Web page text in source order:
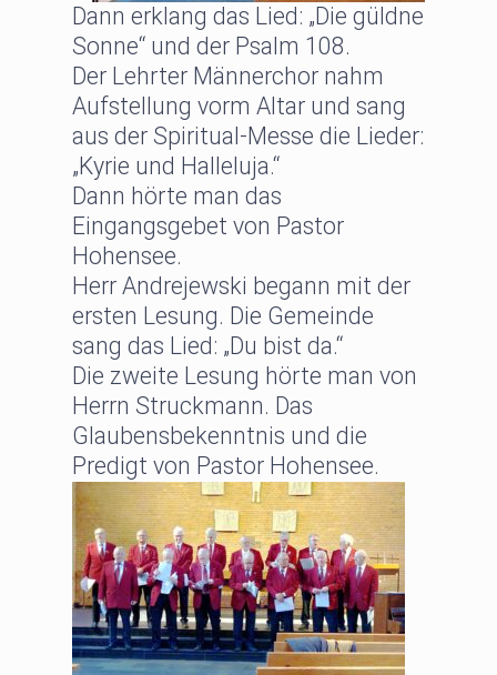
Dann erklang das Lied: „Die güldne
Sonne“ und der Psalm 108.
Der Lehrter Männerchor nahm
Aufstellung vorm Altar und sang
aus der Spiritual-Messe die Lieder:
„Kyrie und Halleluja.“
Dann hörte man das
Eingangsgebet von Pastor
Hohensee.
Herr Andrejewski begann mit der
ersten Lesung. Die Gemeinde
sang das Lied: „Du bist da.“
Die zweite Lesung hörte man von
Herrn Struckmann. Das
Glaubensbekenntnis und die
Predigt von Pastor Hohensee.